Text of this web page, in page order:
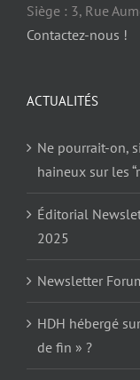
Siège : 3, Rue
Contactez-nous !
ACTUALITÉS
Ne pourrait-on,
haineux sur les
Éditorial
2025
Newsletter
HDH hébergé
de fin » ?